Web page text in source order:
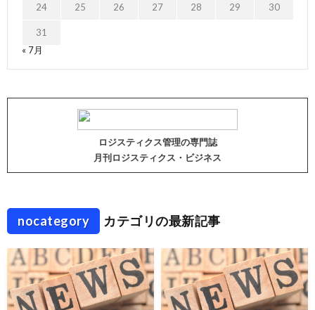
24 25 26 27 28 29 30
31
« 7月
ロジスティクス管理の専門誌
月刊ロジスティクス・ビジネス
nocategory カテゴリの最新記事